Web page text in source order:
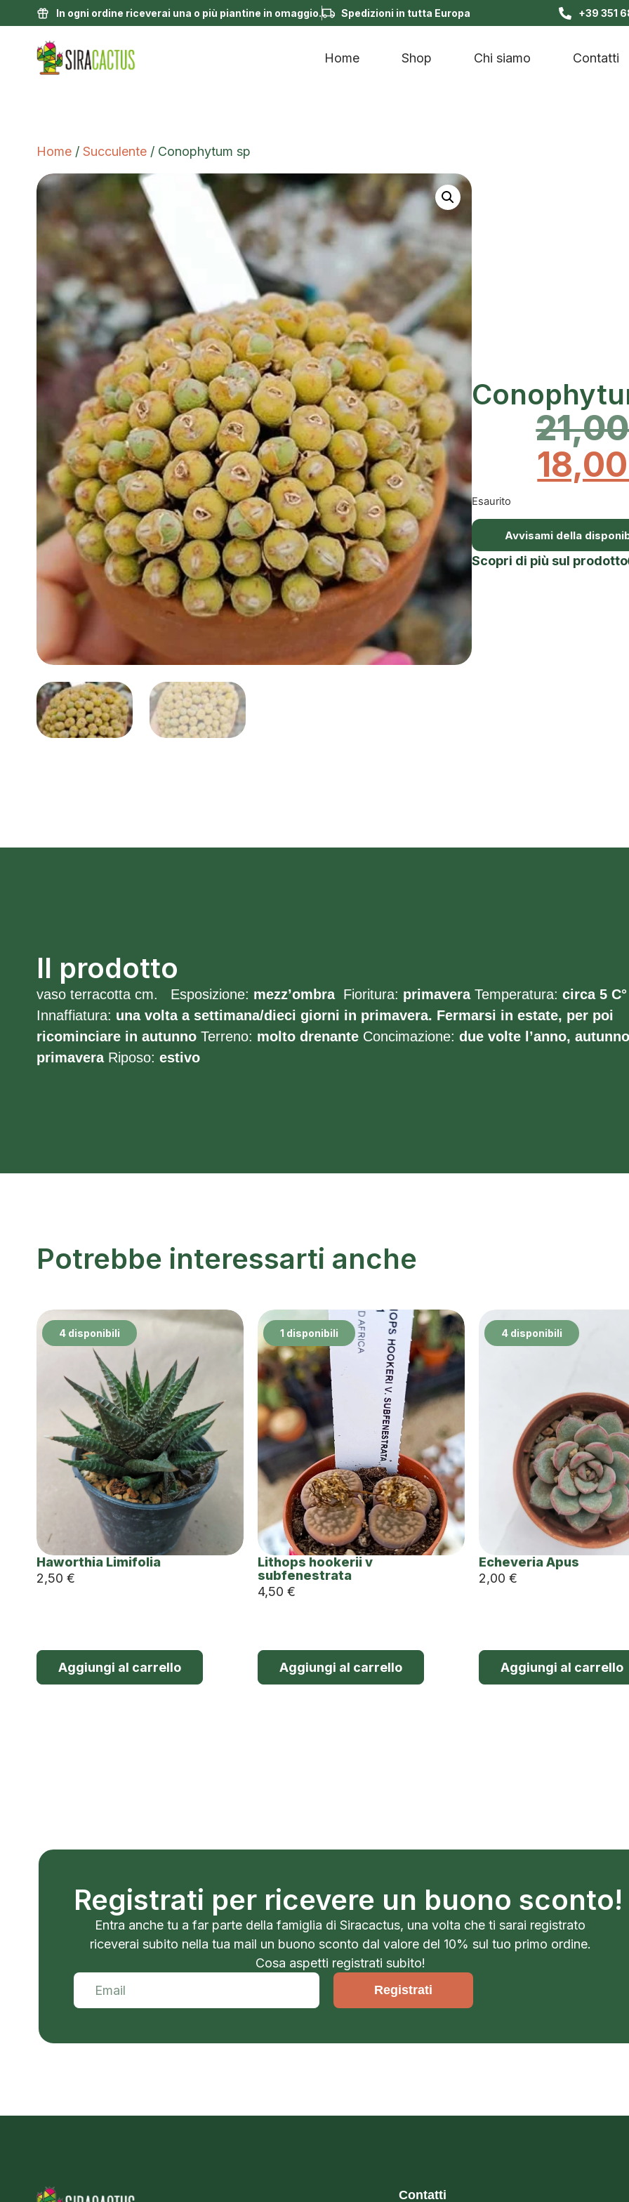
In ogni ordine riceverai una o più piantine in omaggio. Spedizioni in tutta Europa +39 351
Home Shop Chi siamo Contatti
Home / Succulente / Conophytum sp
Esaurito
Avvisami della
Scopri di più sul prodotto
Il prodotto
vaso terracotta cm. Esposizione: mezz’ombra Fioritura: primaveraTemperatura: circa 5
Innaffiatura: una volta a settimana/dieci giorni in primavera. Fermarsi in estate, per poi
ricominciare in autunno Terreno: molto drenante Concimazione: due volte l’anno,
primaveraRiposo: estivo
Potrebbe interessarti anche
4 disponibili
Haworthia Limifolia
2,50 €
Aggiungi al carrello
1 disponibili
Lithops hookerii v
subfenestrata
4,50 €
Aggiungi al carrello
4 disponibili
Echeveria Apus
2,00 €
Aggiungi al carrello
Registrati per ricevere un buono sconto!
Entra anche tu a far parte della famiglia di Siracactus, una volta che ti sarai registrato
riceverai subito nella tua mail un buono sconto dal valore del 10% sul tuo primo ordine.
Cosa aspetti registrati subito!
Registrati
Contatti